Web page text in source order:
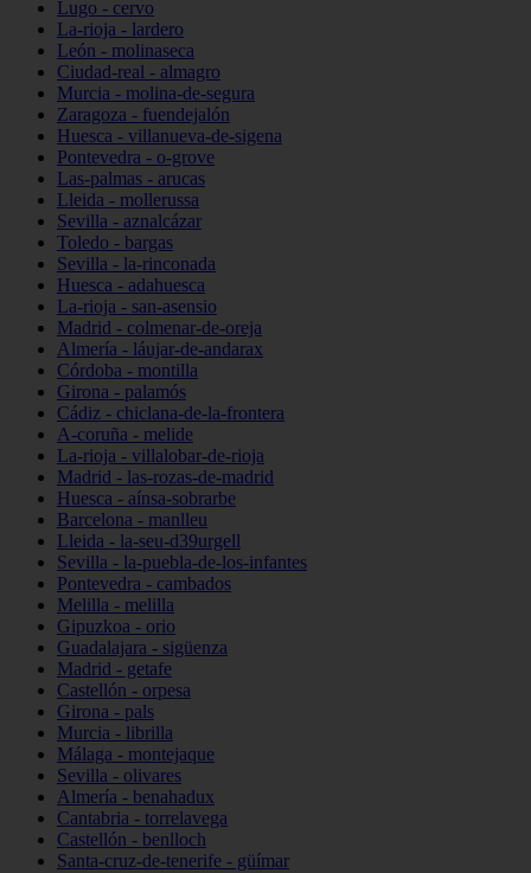
Lugo - cervo
La-rioja - lardero
León - molinaseca
Ciudad-real - almagro
Murcia - molina-de-segura
Zaragoza - fuendejalón
Huesca - villanueva-de-sigena
Pontevedra - o-grove
Las-palmas - arucas
Lleida - mollerussa
Sevilla - aznalcázar
Toledo - bargas
Sevilla - la-rinconada
Huesca - adahuesca
La-rioja - san-asensio
Madrid - colmenar-de-oreja
Almería - láujar-de-andarax
Córdoba - montilla
Girona - palamós
Cádiz - chiclana-de-la-frontera
A-coruña - melide
La-rioja - villalobar-de-rioja
Madrid - las-rozas-de-madrid
Huesca - aínsa-sobrarbe
Barcelona - manlleu
Lleida - la-seu-d39urgell
Sevilla - la-puebla-de-los-infantes
Pontevedra - cambados
Melilla - melilla
Gipuzkoa - orio
Guadalajara - sigüenza
Madrid - getafe
Castellón - orpesa
Girona - pals
Murcia - librilla
Málaga - montejaque
Sevilla - olivares
Almería - benahadux
Cantabria - torrelavega
Castellón - benlloch
Santa-cruz-de-tenerife - güímar